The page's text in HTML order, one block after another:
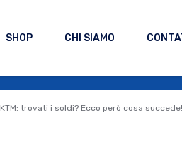
SHOP CHI SIAMO
KTM: trovati i soldi? Ecco però cosa succede!